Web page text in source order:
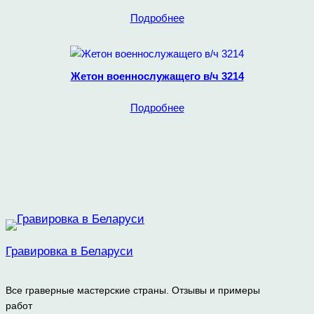
Подробнее
Жетон военнослужащего в/ч 3214
Подробнее
Гравировка в Беларуси
Все граверные мастерские страны. Отзывы и примеры
работ